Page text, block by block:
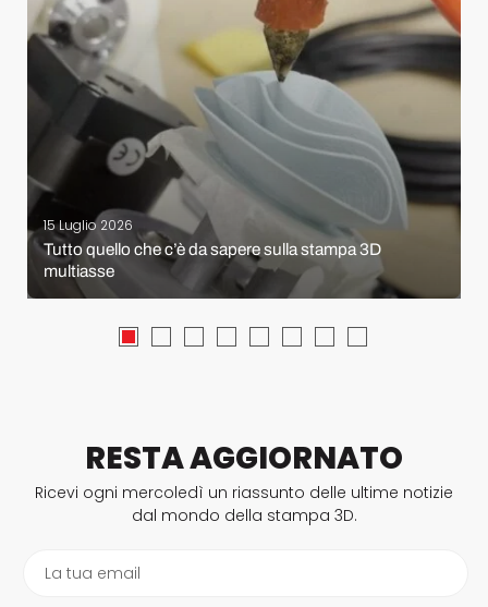
15 Luglio 2026
Tutto quello che c’è da sapere sulla stampa 3D
multiasse
RESTA AGGIORNATO
Ricevi ogni mercoledì un riassunto delle ultime notizie
dal mondo della stampa 3D.
La tua email